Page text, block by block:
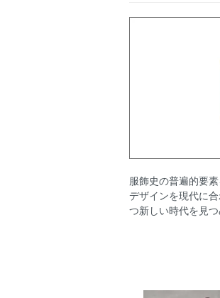
服飾史の普遍的要
デザインを現代に
つ新しい時代を見